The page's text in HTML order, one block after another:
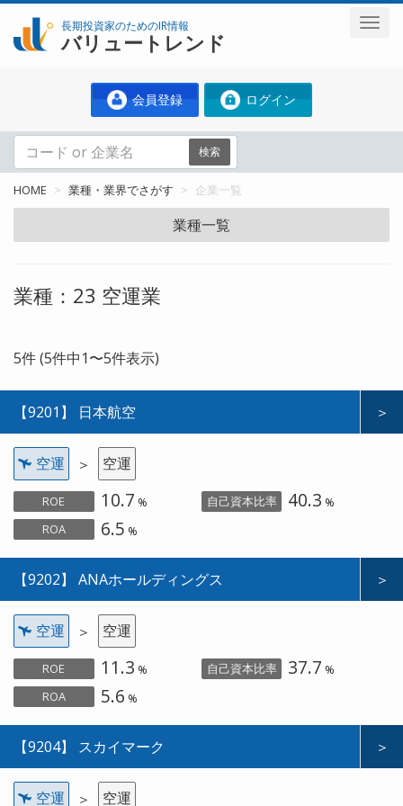
長期投資家のためのIR情報
バリュートレンド
会員登録 ログイン
検索
HOME 業種・業界でさがす 企業一覧
業種一覧
業種：23 空運業
5件 (5件中1〜5件表示)
＞
【9201】 日本航空
空運 ＞ 空運
ROE 10.7 % 自己資本比率 40.3 %
ROA
6.5 %
＞
【9202】 ANAホールディングス
空運 ＞ 空運
ROE 11.3 % 自己資本比率 37.7 %
ROA
5.6 %
＞
【9204】 スカイマーク
空運 ＞ 空運